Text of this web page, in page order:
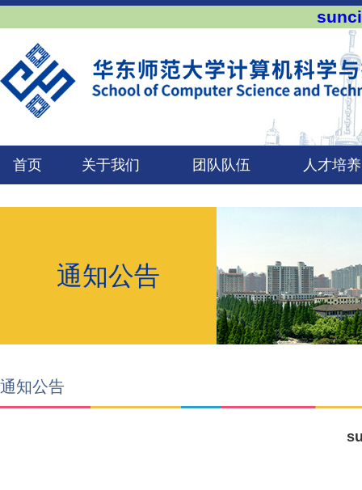
首页 关于我们 团队队伍 人才培养
通知公告
通知公告